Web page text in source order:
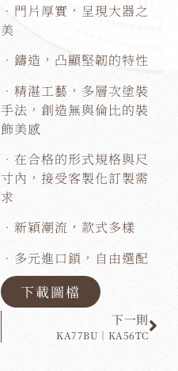
．門片厚實，呈現大器之
美
．鑄造，凸顯堅韌的特性
．精湛工藝，多層次塗裝
手法，創造無與倫比的裝
飾美感
．在合格的形式規格與尺
寸內，接受客製化訂製需
求
．新穎潮流，款式多樣
．多元進口鎖，自由選配
下載圖檔
下一則
KA77BU｜KA56TC